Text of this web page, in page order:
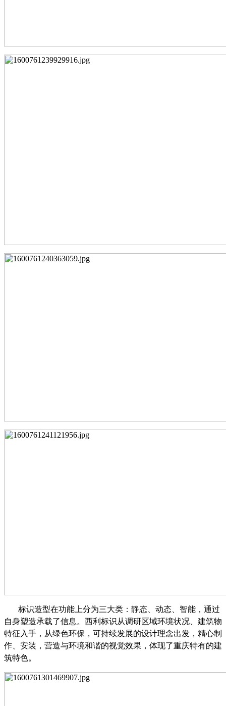
标识造型在功能上分为三大类：静态、动态、智能，通过
自身塑造承载了信息。西利标识从调研区域环境状况、建筑物
特征入手，从绿色环保，可持续发展的设计理念出发，精心制
作、安装，营造与环境和谐的视觉效果，体现了重庆特有的建
筑特色。